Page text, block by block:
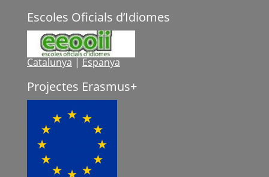
Escoles Oficials d’Idiomes
Catalunya|Espanya
Projectes Erasmus+